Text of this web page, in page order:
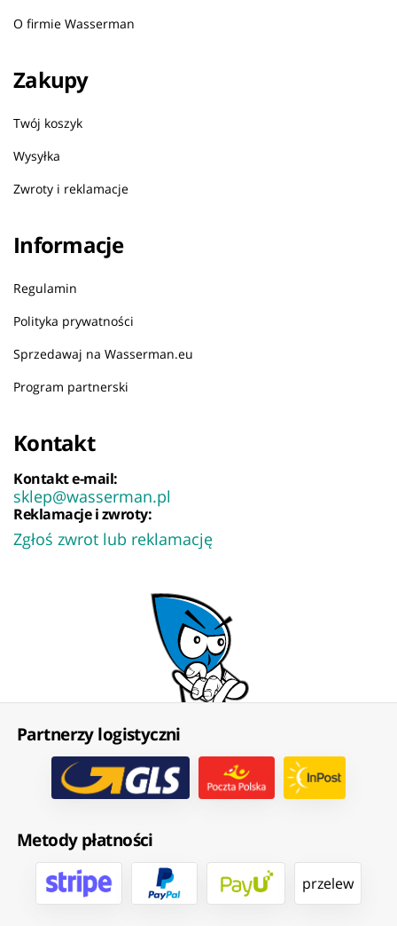
O firmie Wasserman
Zakupy
Twój koszyk
Wysyłka
Zwroty i reklamacje
Informacje
Regulamin
Polityka prywatności
Sprzedawaj na Wasserman.eu
Program partnerski
Kontakt
Kontakt e-mail:
sklep@wasserman.pl
Reklamacje i zwroty:
Zgłoś zwrot lub reklamację
Partnerzy logistyczni
Metody płatności
przelew